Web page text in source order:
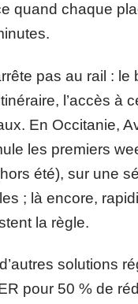
quand chaque
pas au rail : le
l’accès à
En Occitanie,
les premiers
été), sur une
; là encore,
la règle.
solutions
pour 50 % de